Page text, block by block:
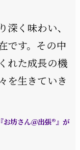
く味わい、
です。その中
れた成長の機
を生きていき
お坊さん＠出張®』が